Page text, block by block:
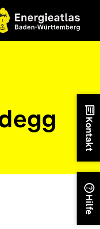
chat
Kontakt
help
Hilfe